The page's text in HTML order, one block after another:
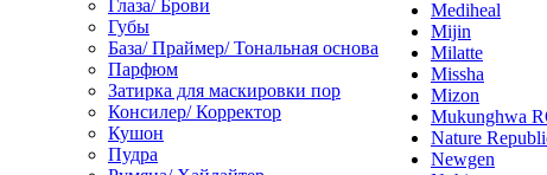
Глаза/ Брови
Губы
База/ Праймер/ Тональная основа
Парфюм
Затирка для маскировки пор
Консилер/ Корректор
Кушон
Пудра
Mediheal
Mijin
Milatte
Missha
Mizon
Mukunghwa
Nature
Newgen